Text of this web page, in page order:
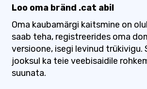
Loo oma bränd .cat abil
Oma kaubamärgi kaitsmine on
saab teha, registreerides oma
versioone, isegi levinud trükivigu.
jooksul ka teie veebisaidile
suunata.